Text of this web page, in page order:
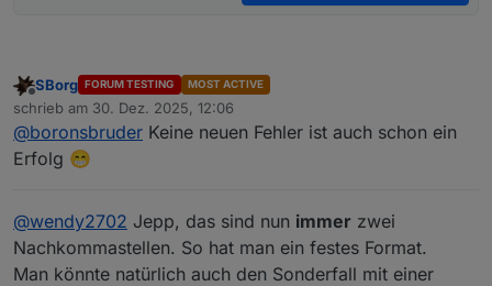
Offline
SBorg FORUM TESTING MOST ACTIVE
schrieb am 30. Dez. 2025, 12:06
zuletzt editiert von
@boronsbruder Keine neuen Fehler ist auch schon ein
Erfolg 😁
@wendy2702 Jepp, das sind nun immer zwei
Nachkommastellen. So hat man ein festes Format.
Man könnte natürlich auch den Sonderfall mit einer